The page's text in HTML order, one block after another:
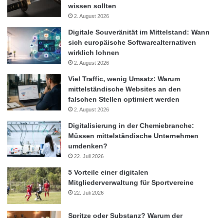
digitalen Werbeindustrie für Daten- und Medienmanagement
entwickelt: Turn Audience Plattform und Turn Media Plattform
werden gegenwärtig genutzt, um digitale Werbekampagnen für
über fünfzig Fortune-200-Marken zu verwalten. Turns globale
Infrastruktur, intuitive Software und Analytik, sowie sein für
Partner offenes Ökosystem sind in einer integrierten
Echtzeitumgebung verfügbar und stellen die Zukunft der
digitalen Werbung dar. Das Stammhaus des Unternehmens
befindet sich im kalifornischen Silicon Valley und weitere Büros
in Amsterdam, Charlotte, Chicago, London, Los Angeles, New
York und San Francisco.
Orginal-Meldung:
marktforschungsunternehmen-wuerdigt-turn-als-fuehrend-bei-
demand-side-plattformen/api
wissen sollten
2. August 2026
Digitale Souveränität im Mittelstand: Wann
sich europäische Softwarealternativen
wirklich lohnen
2. August 2026
Viel Traffic, wenig Umsatz: Warum
mittelständische Websites an den
falschen Stellen optimiert werden
2. August 2026
Digitalisierung in der Chemiebranche:
Müssen mittelständische Unternehmen
umdenken?
22. Juli 2026
5 Vorteile einer digitalen
Mitgliederverwaltung für Sportvereine
22. Juli 2026
Spritze oder Substanz? Warum der